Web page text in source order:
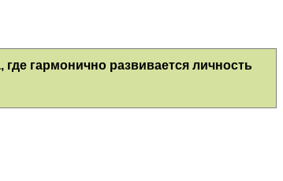
гармонично развивается личность